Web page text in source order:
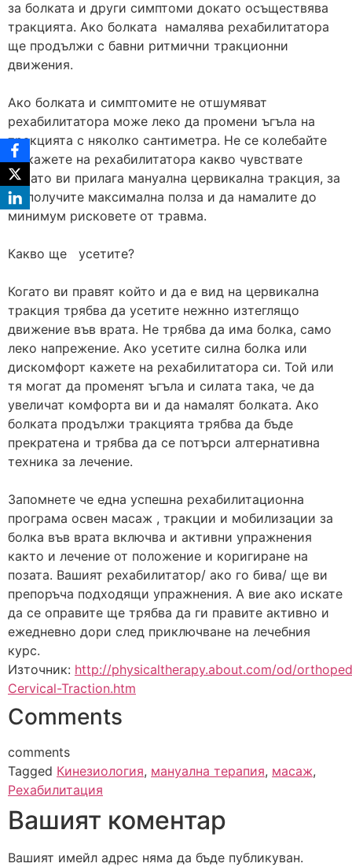
за болката и други симптоми докато осъществява
тракцията. Ако болката намалява рехабилитатора
ще продължи с бавни ритмични тракционни
движения.
Ако болката и симптомите не отшумяват
рехабилитатора може леко да промени ъгъла на
тракцията с няколко сантиметра. Не се колебайте
да кажете на рехабилитатора какво чувствате
докато ви прилага мануална цервикална тракция, за
да получите максимална полза и да намалите до
минимум рисковете от травма.
Какво ще усетите?
Когато ви правят който и да е вид на цервикална
тракция трябва да усетите нежнно изтеглящо
движение във врата. Не трябва да има болка, само
леко напрежение. Ако усетите силна болка или
дискомфорт кажете на рехабилитатора си. Той или
тя могат да променят ъгъла и силата така, че да
увеличат комфорта ви и да намалят болката. Ако
болката продължи тракцията трябва да бъде
прекратена и трябва да се потърси алтернативна
техника за лечение.
Запомнете че една успешна рехабилитационна
програма освен масаж , тракции и мобилизации за
болка във врата включва и активни упражнения
както и лечение от положение и коригиране на
позата. Вашият рехабилитатор/ ако го бива/ ще ви
препоръча подходящи упражнения. А вие ако искате
да се оправите ще трябва да ги правите активно и
ежедневно дори след приключване на лечебния
курс.
Източник: http://physicaltherapy.about.com/od/
Cervical-Traction.htm
Comments
comments
Tagged Кинезиология, мануална терапия, масаж,
Рехабилитация
Вашият коментар
Вашият имейл адрес няма да бъде публикуван.